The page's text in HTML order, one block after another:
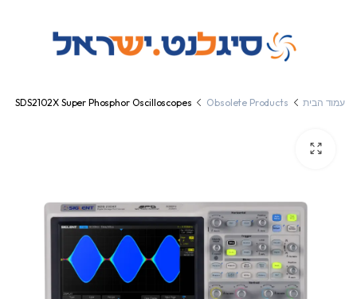
עמוד הבית Obsolete Products
SDS2102X Super Phosphor Oscilloscopes